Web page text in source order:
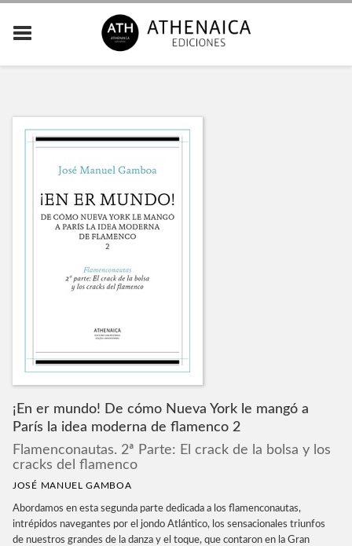
¡En er mundo! De cómo Nueva York le mangó a
París la idea moderna de flamenco 2
Flamenconautas. 2ª Parte: El crack de la bolsa y los
cracks del flamenco
JOSÉ MANUEL GAMBOA
Abordamos en esta segunda parte dedicada a los flamenconautas,
intrépidos navegantes por el jondo Atlántico, los sensacionales triunfos
de nuestros grandes de la danza y el toque, que contaron en la Gran